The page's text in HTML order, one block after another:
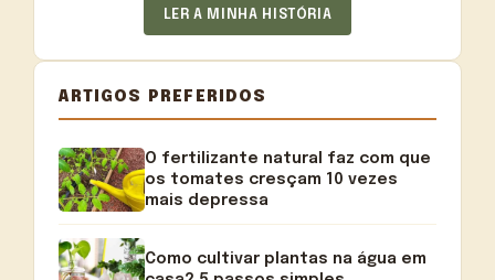
LER A MINHA HISTÓRIA
ARTIGOS PREFERIDOS
O fertilizante natural faz com que
os tomates cresçam 10 vezes
mais depressa
Como cultivar plantas na água em